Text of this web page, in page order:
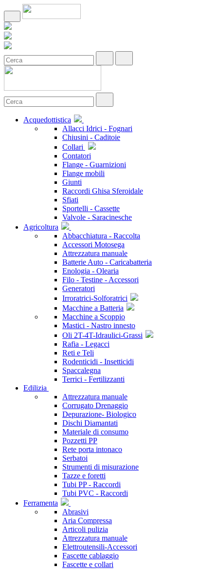
Acquedottistica
Allacci Idrici - Fognari
Chiusini - Caditoie
Collari
Contatori
Flange - Guarnizioni
Flange mobili
Giunti
Raccordi Ghisa Sferoidale
Sfiati
Sportelli - Cassette
Valvole - Saracinesche
Agricoltura
Abbacchiatura - Raccolta
Accessori Motosega
Attrezzatura manuale
Batterie Auto - Caricabatteria
Enologia - Olearia
Filo - Testine - Accessori
Generatori
Irroratrici-Solforatrici
Macchine a Batteria
Macchine a Scoppio
Mastici - Nastro innesto
Oli 2T-4T-Idraulici-Grassi
Rafia - Legacci
Reti e Teli
Rodenticidi - Insetticidi
Spaccalegna
Terrici - Fertilizzanti
Edilizia
Attrezzatura manuale
Corrugato Drenaggio
Depurazione- Biologico
Dischi Diamantati
Materiale di consumo
Pozzetti PP
Rete porta intonaco
Serbatoi
Strumenti di misurazione
Tazze e foretti
Tubi PP - Raccordi
Tubi PVC - Raccordi
Ferramenta
Abrasivi
Aria Compressa
Articoli pulizia
Attrezzatura manuale
Elettroutensili-Accessori
Fascette cablaggio
Fascette e collari